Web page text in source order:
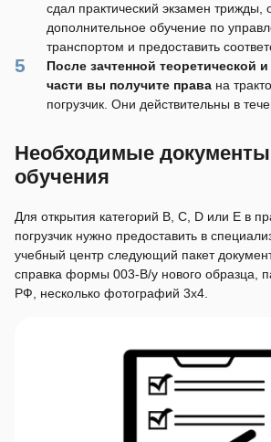
сдал практический экзамен трижды,
дополнительное обучение по
транспортом и предоставить
После зачтенной теоретической и
части вы получите права на
погрузчик. Они действительны в
Необходимые
обучения
Для открытия категорий B, C, D или E в
погрузчик нужно предоставить в
учебный центр следующий пакет
справка формы 003-В/у нового образца,
РФ, несколько фотографий 3х4.